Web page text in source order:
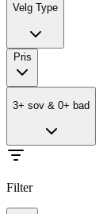
Velg Type
Pris
3+ sov & 0+ bad
Filter